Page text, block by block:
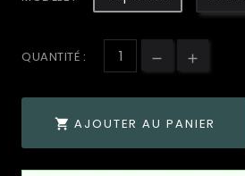
QUANTITÉ :
 AJOUTER AU PANIER